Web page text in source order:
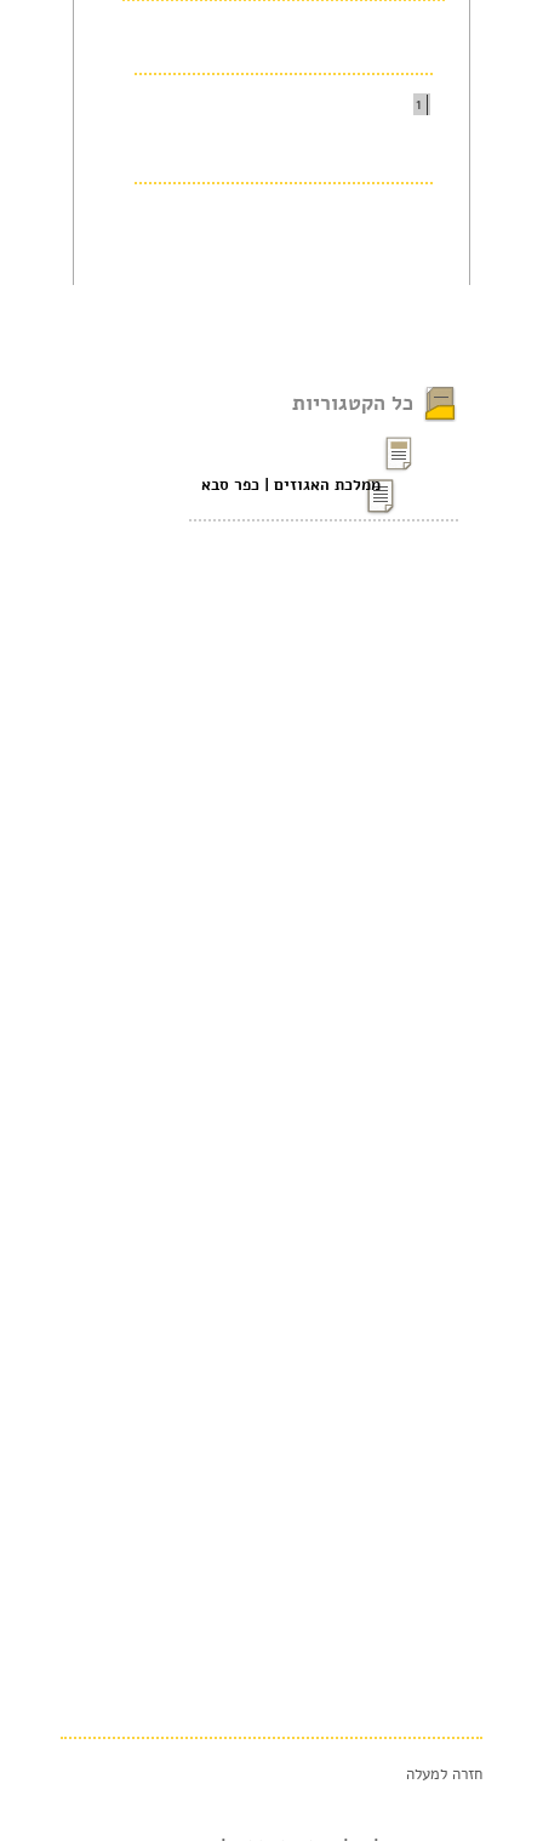
1
כל הקטגוריות
ממלכת האגוזים | כפר סבא
חזרה למעלה